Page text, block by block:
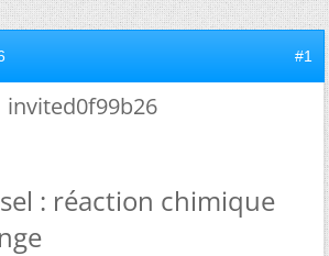
#1
invited0f99b26
: réaction chimique